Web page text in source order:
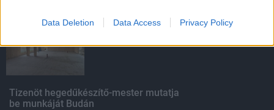
Data Deletion Data Access Privacy Policy
Fából épül Budakeszi új óvodája
Tizenöt hegedűkészítő-mester mutatja
be munkáját Budán